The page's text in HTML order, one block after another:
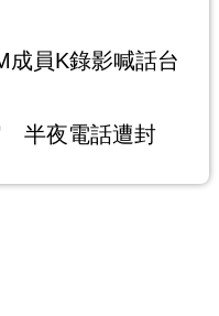
員K錄影喊話台
半夜電話遭封